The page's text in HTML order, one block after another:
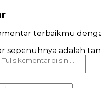
terbaikmu
sepenuhnya adalah